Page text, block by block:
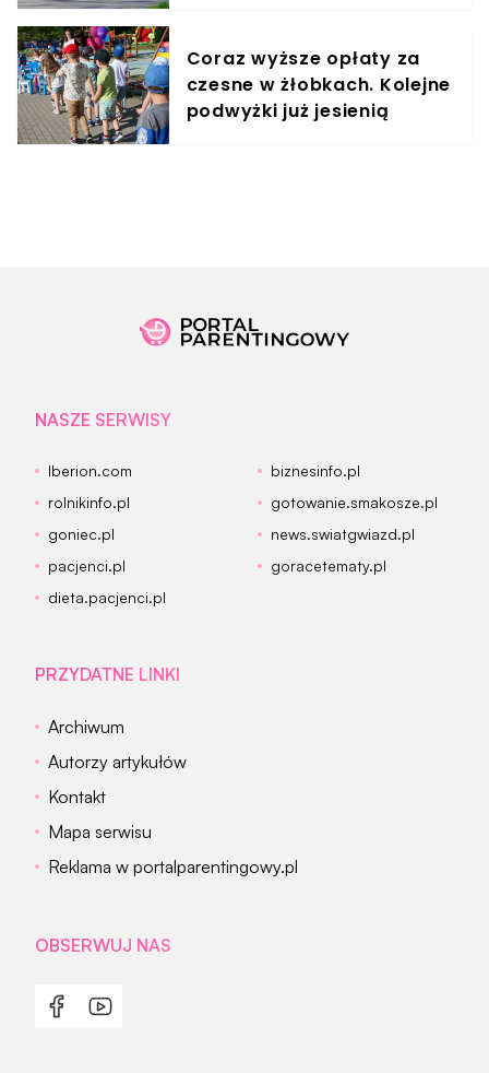
Coraz wyższe opłaty za
czesne w żłobkach. Kolejne
podwyżki już jesienią
NASZE SERWISY
Iberion.com
biznesinfo.pl
rolnikinfo.pl
gotowanie.smakosze.pl
goniec.pl
news.swiatgwiazd.pl
pacjenci.pl
goracetematy.pl
dieta.pacjenci.pl
PRZYDATNE LINKI
Archiwum
Autorzy artykułów
Kontakt
Mapa serwisu
Reklama w portalparentingowy.pl
OBSERWUJ NAS